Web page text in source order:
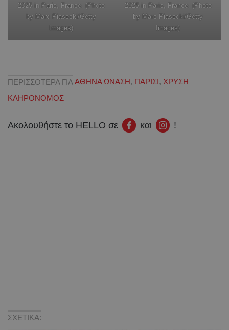
2025 in Paris, France. (Photo
by Marc Piasecki/Getty
Images)
2025 in Paris, France. (Photo
by Marc Piasecki/Getty
Images)
ΠΕΡΙΣΣΟΤΕΡΑ ΓΙΑ ΑΘΗΝΑ ΩΝΑΣΗ , ΠΑΡΙΣΙ , ΧΡΥΣΗ
ΚΛΗΡΟΝΟΜΟΣ
Ακολουθήστε το HELLO σε και !
ΣΧΕΤΙΚΑ: